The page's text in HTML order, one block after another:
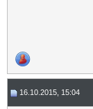
16.10.2015, 15:04